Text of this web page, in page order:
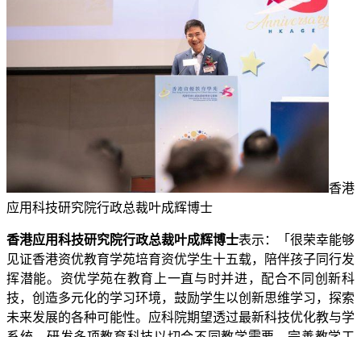
香港
应用科技研究院行政总裁叶成辉博士
香港应用科技研究院行政总裁叶成辉博士表示：「很荣幸能够
见证香港资优教育学苑培育资优学生十五载，陪伴孩子同行发
挥潜能。资优学苑在教育上一直与时并进，配合不同创新科
技，创造多元化的学习环境，鼓励学生以创新思维学习，探索
未来发展的各种可能性。应科院期望透过最新科技优化教与学